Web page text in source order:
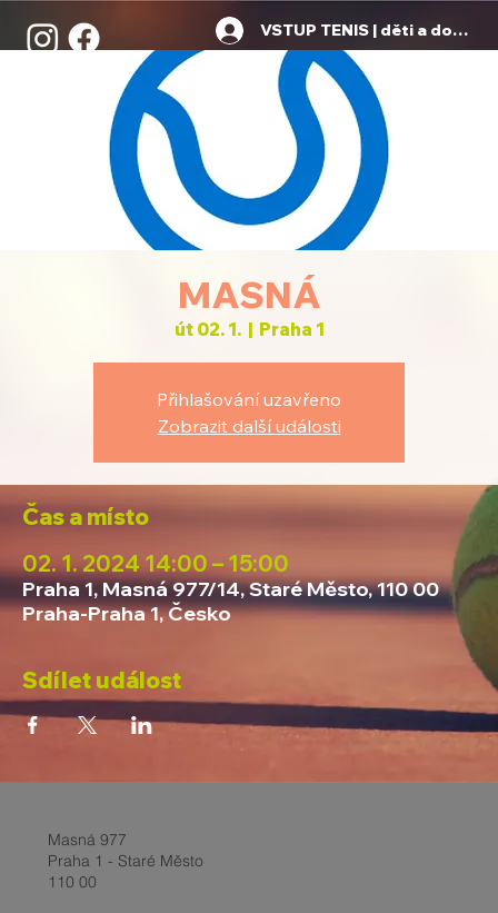
VSTUP TENIS | děti a dospělí
MASNÁ
út 02. 1.
  |
Praha 1
Přihlašování uzavřeno
Zobrazit další události
Čas a místo
02. 1. 2024 14:00 – 15:00
Praha 1, Masná 977/14, Staré Město, 110 00
Praha-Praha 1, Česko
Sdílet událost
Masná 977
Praha 1 - Staré Město
110 00